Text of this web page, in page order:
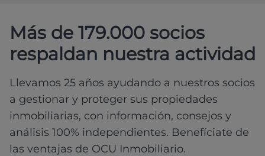
Más de 179.000 socios
respaldan nuestra actividad
Llevamos 25 años ayudando a nuestros socios
a gestionar y proteger sus propiedades
inmobiliarias, con información, consejos y
análisis 100% independientes. Benefíciate de
las ventajas de OCU Inmobiliario.